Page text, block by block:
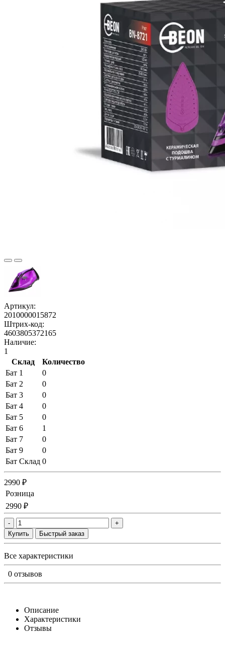
Артикул:
2010000015872
Штрих-код:
4603805372165
Наличие:
1
Склад
Количество
Бат 1
0
Бат 2
0
Бат 3
0
Бат 4
0
Бат 5
0
Бат 6
1
Бат 7
0
Бат 9
0
Бат Склад 0
2990 ₽
Розница
2990 ₽
-
+
Купить
Быстрый заказ
Все характеристики
0 отзывов
Описание
Характеристики
Отзывы